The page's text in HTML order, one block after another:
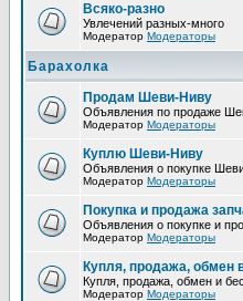
Всяко-разно
Увлечений разных-много
Модератор Модераторы
Барахолка
Продам Шеви-Ниву
Объявления по продаже
Модератор Модераторы
Куплю Шеви-Ниву
Объявления о покупке
Модератор Модераторы
Покупка и продажа
Объявления о покупке и
Модератор Модераторы
Купля, продажа, обмен
Купля, продажа, обмен и
Модератор Модераторы